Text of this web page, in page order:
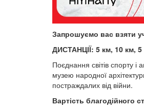
Запрошуємо вас взяти
ДИСТАНЦІЇ: 5 км, 10 км,
​​​​​​​​​​​​​​​​​​Поєднання світів спорту
музею народної
постраждалих від війни.
​​​​​​​Вартість благодійного